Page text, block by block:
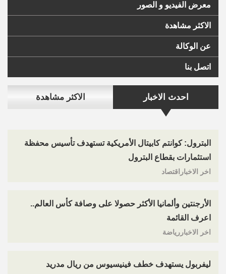
معرض الفيديو و الصور
الاكثر مشاهدة
عن الوكالة
اتصل بنا
احدث الاخبار الاكثر مشاهدة
البترول: كوانتم كابيتال الأمريكية تستهدف تأسيس محفظة
استثمارات بقطاع البترول
اخر الاخباراقتصاد
الأرجنتين وألمانيا الأكثر حصولا على وصافة كأس العالم..
اعرف القائمة
اخر الاخباررياضة
ليفربول يستهدف خطف فينيسيوس من ريال مدريد